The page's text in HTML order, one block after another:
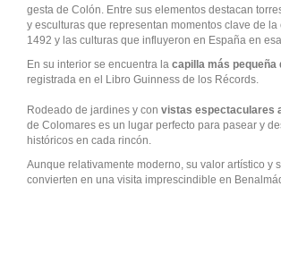
gesta de Colón. Entre sus elementos destacan
y esculturas que representan momentos clave de la
1492 y las culturas que influyeron en España en
En su interior se encuentra la capilla más pequeña
registrada en el Libro Guinness de los Récords.
Rodeado de jardines y con vistas espectaculares
de Colomares es un lugar perfecto para pasear y
históricos en cada rincón.
Aunque relativamente moderno, su valor artístico y
convierten en una visita imprescindible en